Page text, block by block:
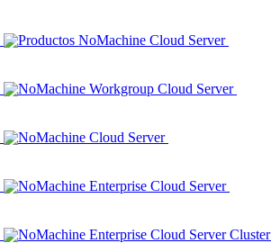
Productos NoMachine Cloud Server
NoMachine Workgroup Cloud Server
NoMachine Cloud Server
NoMachine Enterprise Cloud Server
NoMachine Enterprise Cloud Server Cluster